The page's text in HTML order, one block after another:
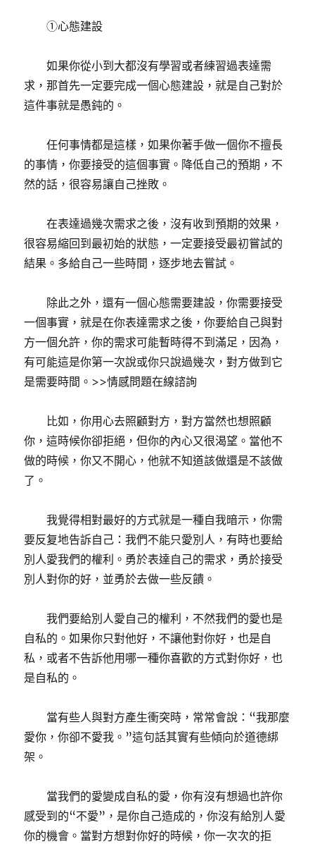
①心態建設
如果你從小到大都沒有學習或者練習過表達需
求，那首先一定要完成一個心態建設，就是自己對於
這件事就是愚鈍的。
任何事情都是這樣，如果你著手做一個你不擅長
的事情，你要接受的這個事實。降低自己的預期，不
然的話，很容易讓自己挫敗。
在表達過幾次需求之後，沒有收到預期的效果，
很容易縮回到最初始的狀態，一定要接受最初嘗試的
結果。多給自己一些時間，逐步地去嘗試。
除此之外，還有一個心態需要建設，你需要接受
一個事實，就是在你表達需求之後，你要給自己與對
方一個允許，你的需求可能暫時得不到滿足，因為，
有可能這是你第一次說或你只說過幾次，對方做到它
是需要時間。>>情感問題在線諮詢
比如，你用心去照顧對方，對方當然也想照顧
你，這時候你卻拒絕，但你的內心又很渴望。當他不
做的時候，你又不開心，他就不知道該做還是不該做
了。
我覺得相對最好的方式就是一種自我暗示，你需
要反复地告訴自己：我們不能只愛別人，有時也要給
別人愛我們的權利。勇於表達自己的需求，勇於接受
別人對你的好，並勇於去做一些反饋。
我們要給別人愛自己的權利，不然我們的愛也是
自私的。如果你只對他好，不讓他對你好，也是自
私，或者不告訴他用哪一種你喜歡的方式對你好，也
是自私的。
當有些人與對方產生衝突時，常常會說：“我那麼
愛你，你卻不愛我。”這句話其實有些傾向於道德綁
架。
當我們的愛變成自私的愛，你有沒有想過也許你
感受到的“不愛”，是你自己造成的，你沒有給別人愛
你的機會。當對方想對你好的時候，你一次次的拒